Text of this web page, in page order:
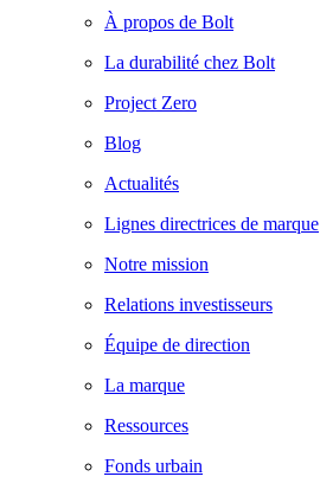
À propos de Bolt
La durabilité chez Bolt
Project Zero
Blog
Actualités
Lignes directrices de marque
Notre mission
Relations investisseurs
Équipe de direction
La marque
Ressources
Fonds urbain